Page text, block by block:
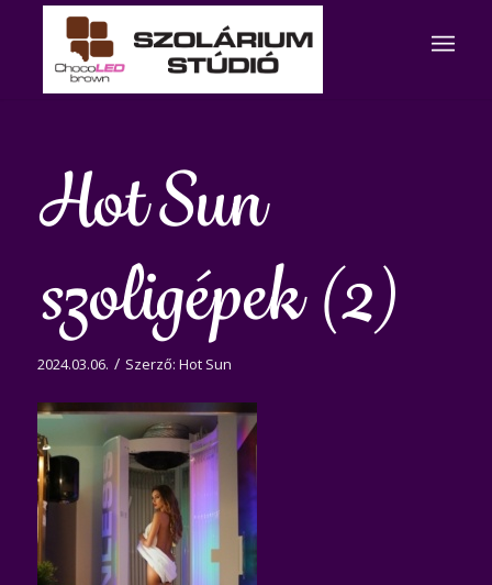
Hot Sun
szoligépek (2)
2024.03.06. / Szerző: Hot Sun